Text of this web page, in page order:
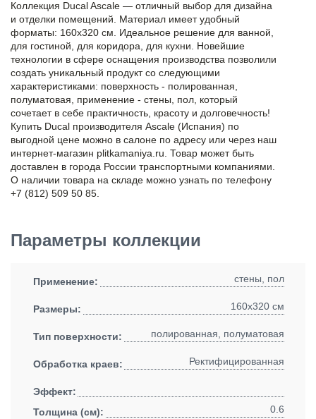
Коллекция Ducal Ascale — отличный выбор для дизайна
и отделки помещений. Материал имеет удобный
форматы: 160x320 см. Идеальное решение для ванной,
для гостиной, для коридора, для кухни. Новейшие
технологии в сфере оснащения производства позволили
создать уникальный продукт со следующими
характеристиками: поверхность - полированная,
полуматовая, применение - стены, пол, который
сочетает в себе практичность, красоту и долговечность!
Купить Ducal производителя Ascale (Испания) по
выгодной цене можно в салоне по адресу или через наш
интернет-магазин plitkamaniya.ru. Товар может быть
доставлен в города России транспортными компаниями.
О наличии товара на складе можно узнать по телефону
+7 (812) 509 50 85.
Параметры коллекции
Применение: стены, пол
Размеры: 160x320 см
Тип поверхности: полированная, полуматовая
Обработка краев: Ректифицированная
Эффект:
Толщина (см):
0.6